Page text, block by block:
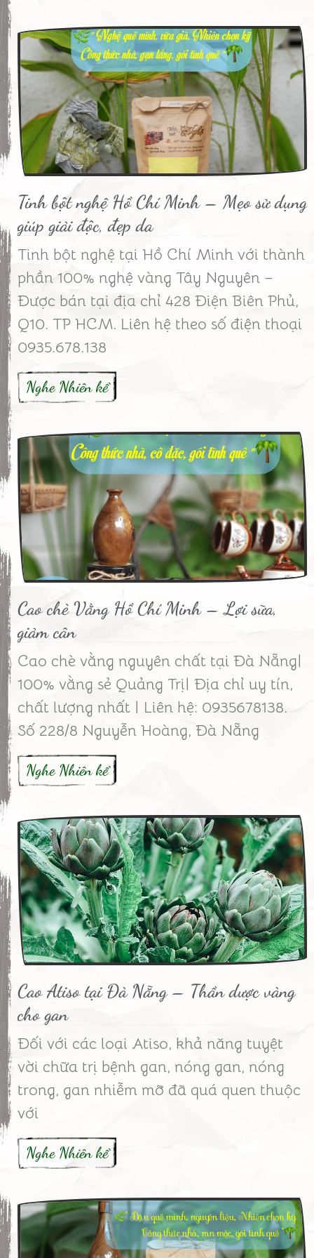
Tinh bột nghệ Hồ Chí Minh – Mẹo sử dụng
giúp giải độc, đẹp da
Tinh bột nghệ tại Hồ Chí Minh với thành
phần 100% nghệ vàng Tây Nguyên –
Được bán tại địa chỉ 428 Điện Biên Phủ,
Q10. TP HCM. Liên hệ theo số điện thoại
0935.678.138
Nghe Nhiên kể
Cao chè Vằng Hồ Chí Minh – Lợi sữa,
giảm cân
Cao chè vằng nguyên chất tại Đà Nẵng|
100% vằng sẻ Quảng Trị| Địa chỉ uy tín,
chất lượng nhất | Liên hệ: 0935678138.
Số 228/8 Nguyễn Hoàng, Đà Nẵng
Nghe Nhiên kể
Cao Atiso tại Đà Nẵng – Thần dược vàng
cho gan
Đối với các loại Atiso, khả năng tuyệt
vời chữa trị bệnh gan, nóng gan, nóng
trong, gan nhiễm mỡ đã quá quen thuộc
với
Nghe Nhiên kể